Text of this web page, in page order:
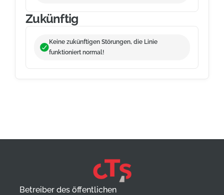
Zukünftig
Keine zukünftigen Störungen, die Linie
funktioniert normal!
Betreiber des öffentlichen